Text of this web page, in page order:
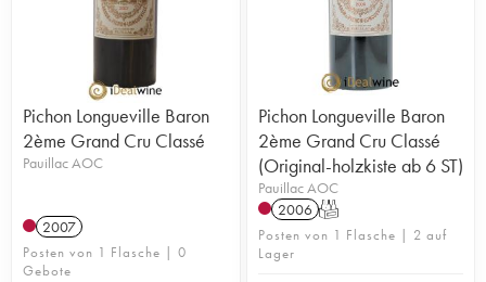
Pichon Longueville Baron
2ème Grand Cru Classé
Pauillac AOC
2007
Posten von 1 Flasche | 0
Gebote
Pichon Longueville Baron
2ème Grand Cru Classé
(Original-holzkiste ab 6 ST)
Pauillac AOC
2006 T
Posten von 1 Flasche | 2 auf
Lager